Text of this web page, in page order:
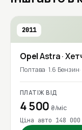
2011
OpelAstra·
Полтава 1.6 Бензин
ПЛАТІЖ ВІД
4 500₴/міс
Ціна авто 148